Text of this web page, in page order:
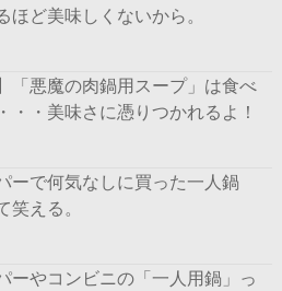
ほど美味しくないから。
「悪魔の肉鍋用スープ」は食べ
・・美味さに憑りつかれるよ！
ーで何気なしに買った一人鍋
笑える。
ーやコンビニの「一人用鍋」っ